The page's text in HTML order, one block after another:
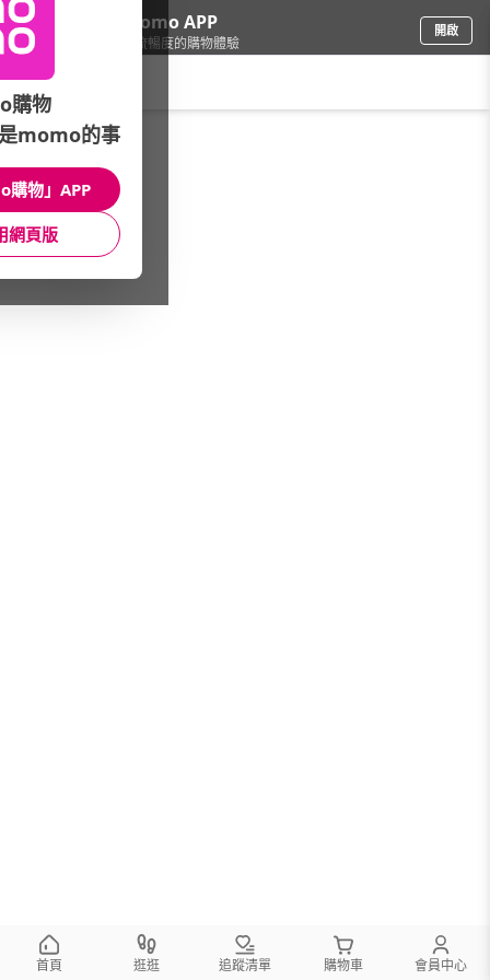
下載momo APP
給你3倍流暢度的購物體驗
開啟
鞋包箱/專櫃包/品牌總覽
館長推薦 月銷量
首頁 逛逛 追蹤清單 購物車 會員中心
購物
momo的事
購物」APP
網頁版